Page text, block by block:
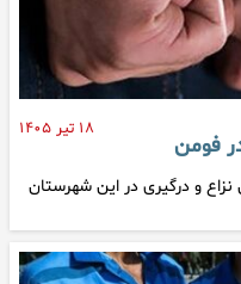
۱۸ تیر ۱۴۰۵
فومن
نزاع و درگیری در این شهرستان